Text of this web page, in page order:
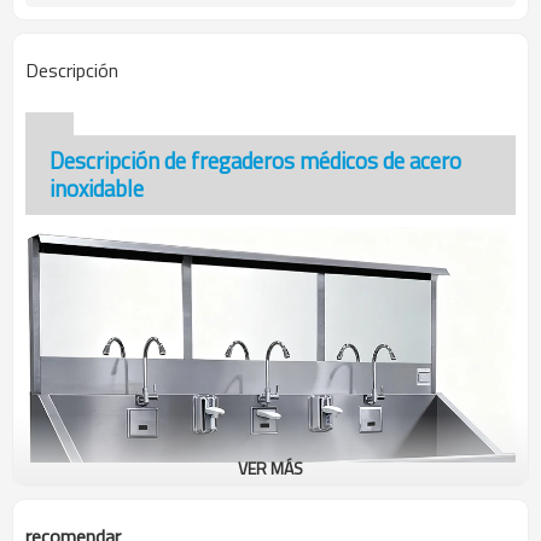
Descripción
Descripción de fregaderos médicos de acero
inoxidable
VER MÁS